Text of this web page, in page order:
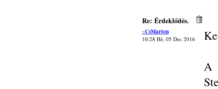
Re: Érdeklődés.
~CsMarton
10:28 Hé, 05 Dec 2016
A